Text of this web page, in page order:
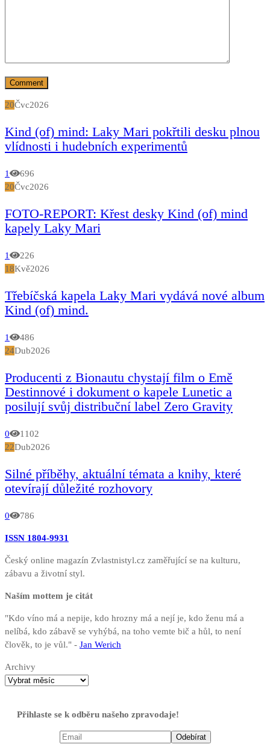
20Čvc2026
Kind (of) mind: Laky Mari pokřtili desku plnou
vlídnosti i hudebních experimentů
1
696
20Čvc2026
FOTO-REPORT: Křest desky Kind (of) mind
kapely Laky Mari
1
226
18Kvě2026
Třebíčská kapela Laky Mari vydává nové album
Kind (of) mind.
1
486
24Dub2026
Producenti z Bionautu chystají film o Emě
Destinnové i dokument o kapele Lunetic a
posilují svůj distribuční label Zero Gravity
0
1102
22Dub2026
Silné příběhy, aktuální témata a knihy, které
otevírají důležité rozhovory
0 786
ISSN 1804-9931
Český online magazín Zvlastnistyl.cz zaměřující se na kulturu,
zábavu a životní styl.
Naším mottem je citát
"Kdo víno má a nepije, kdo hrozny má a nejí je, kdo ženu má a
nelíbá, kdo zábavě se vyhýbá, na toho vemte bič a hůl, to není
člověk, to je vůl." - Jan Werich
Archivy
Přihlaste se k odběru našeho zpravodaje!